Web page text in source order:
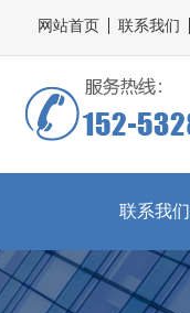
网站首页 联系我们
联系我们